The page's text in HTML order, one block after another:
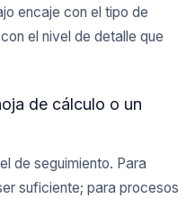
encaje con el tipo de
el nivel de detalle que
de cálculo o un
de seguimiento. Para
suficiente; para procesos